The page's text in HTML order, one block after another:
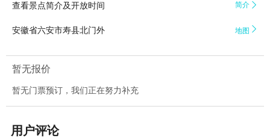
查看景点简介及开放时间 简介 
安徽省六安市寿县北门外 地图 
暂无报价
暂无门票预订，我们正在努力补充
用户评论